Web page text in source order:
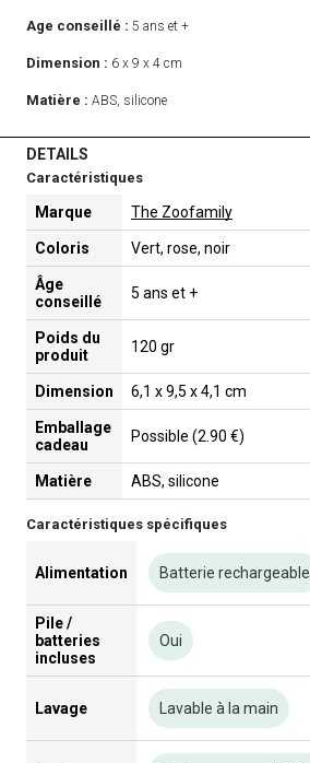
Age conseillé : 5 ans et +
Dimension : 6 x 9 x 4 cm
Matière : ABS, silicone
DETAILS
Caractéristiques
Marque The Zoofamily
Coloris Vert, rose, noir
Âge
conseillé
5 ans et +
Poids du
produit
120 gr
Dimension 6,1 x 9,5 x 4,1 cm
Emballage
cadeau
Possible (2.90 €)
Matière ABS, silicone
Caractéristiques spécifiques
Alimentation Batterie rechargeable
Pile /
batteries
incluses
Oui
Lavage Lavable à la main